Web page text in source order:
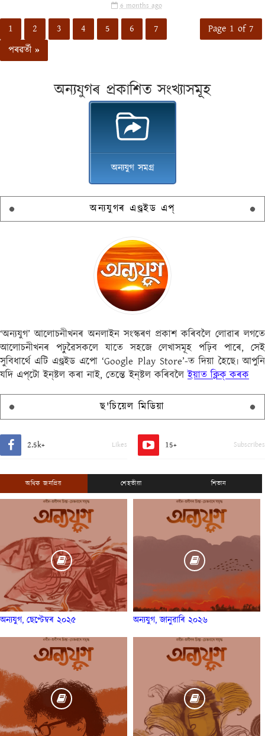
6 months ago
Page 1 of 7
1 2 3 4 5 6
7
পৰৱৰ্তী »
অন্যযুগৰ প্ৰকাশিত সংখ্যাসমূহ
অন্যযুগ সমগ্ৰ
অন্যযুগৰ এণ্ড্ৰইড এপ্
‘অন্যযুগ’ আলোচনীখনৰ অনলাইন সংস্কৰণ প্ৰকাশ কৰিবলৈ লোৱাৰ লগতে
আলোচনীখনৰ পঢ়ুৱৈসকলে যাতে সহজে লেখাসমূহ পঢ়িব পাৰে, সেই
সুবিধাৰ্থে এটি এণ্ড্ৰইড এপো ‘Google Play Store’-ত দিয়া হৈছে৷ আপুনি
যদি এপ্‌টো ইন্‌ষ্টল কৰা নাই, তেন্তে ইন্‌ষ্টল কৰিবলৈইয়াত ক্লিক্ কৰক
ছ'চিয়েল মিডিয়া
2.5k+ Likes 15+ Subscribes
অধিক জনপ্ৰিয় শেহতীয়া শিতান
অন্যযুগ, ছেপ্টেম্বৰ ২০২৫ অন্যযুগ, জানুৱাৰি ২০২৬